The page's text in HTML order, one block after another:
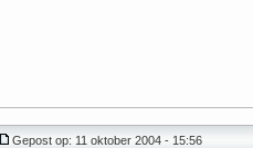
Gepost op: 11 oktober 2004 - 15:56